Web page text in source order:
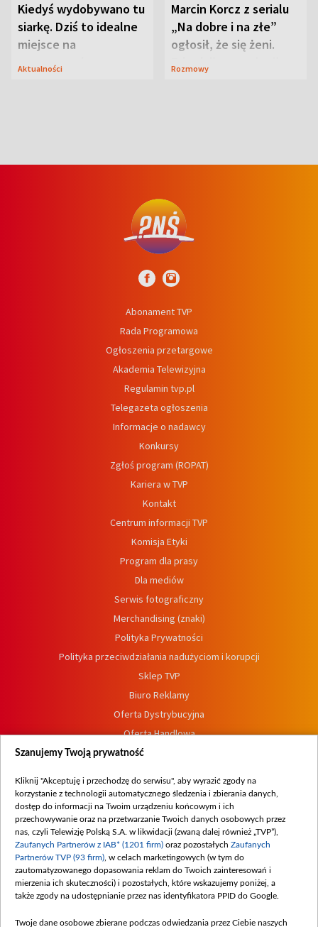
Kiedyś wydobywano tu
siarkę. Dziś to idealne
miejsce na
wypoczynek
Aktualności
Marcin Korcz z serialu
„Na dobre i na złe”
ogłosił, że się żeni.
Zdradził, co zmienił
Rozmowy
Abonament TVP
Rada Programowa
Ogłoszenia przetargowe
Akademia Telewizyjna
Regulamin tvp.pl
Telegazeta ogłoszenia
Informacje o nadawcy
Konkursy
Zgłoś program (ROPAT)
Kariera w TVP
Kontakt
Centrum informacji TVP
Komisja Etyki
Program dla prasy
Dla mediów
Serwis fotograficzny
Merchandising (znaki)
Polityka Prywatności
Polityka przeciwdziałania nadużyciom i korupcji
Sklep TVP
Biuro Reklamy
Oferta Dystrybucyjna
Oferta Handlowa
Dostępność
Procedura zgłoszeń wewnętrznych
Szanujemy Twoją prywatność
Kliknij "Akceptuję i przechodzę do serwisu", aby wyrazić zgody na
korzystanie z technologii automatycznego śledzenia i zbierania danych,
dostęp do informacji na Twoim urządzeniu końcowym i ich
przechowywanie oraz na przetwarzanie Twoich danych osobowych przez
nas, czyli Telewizję Polską S.A. w likwidacji (zwaną dalej również „TVP”),
Zaufanych Partnerów z IAB* (1201 firm) oraz pozostałych Zaufanych
Partnerów TVP (93 firm) , w celach marketingowych (w tym do
zautomatyzowanego dopasowania reklam do Twoich zainteresowań i
mierzenia ich skuteczności) i pozostałych, które wskazujemy poniżej, a
także zgody na udostępnianie przez nas identyfikatora PPID do Google.
Twoje dane osobowe zbierane podczas odwiedzania przez Ciebie naszych